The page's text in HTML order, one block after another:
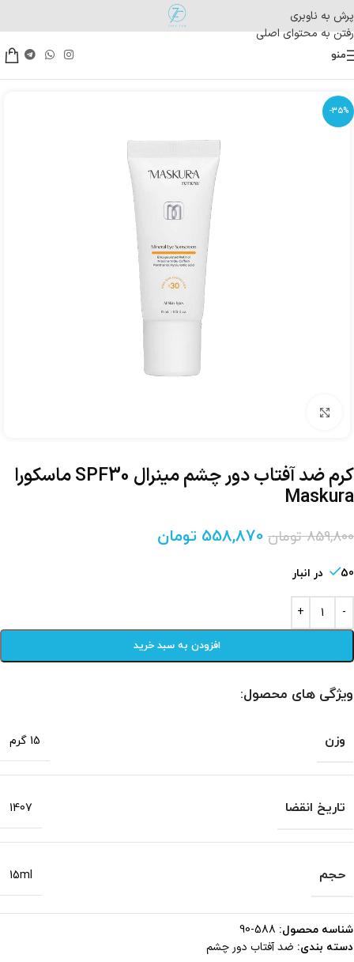
پرش به ناوبری
رفتن به محتوای اصلی
منو
-35%
کرم ضد آفتاب دور چشم مینرال SPF30 ماسکورا
Maskura
859,800 تومان 558,870 تومان
50 در انبار
افزودن به سبد خرید
ویژگی های محصول:
وزن 15 گرم
تاریخ انقضا 1407
حجم 15ml
شناسه محصول: 588-90
دسته بندی: ضد آفتاب دور چشم